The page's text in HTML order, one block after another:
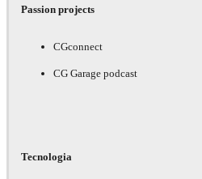
Passion projects
CGconnect
CG Garage podcast
Tecnologia